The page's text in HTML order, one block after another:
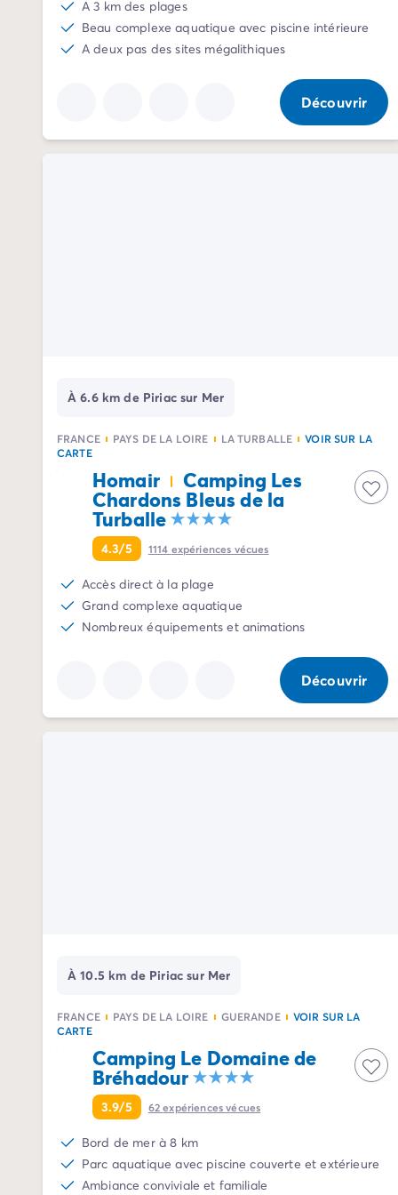
Camping Normandie
Camping Basse-Normandie
Camping Calvados
Camping Loire-Atlantique
Camping Fouras
Camping Royan
Camping Provence-Alpes-Côte d'Azur
Camping Alpes-de-Haute-Provence
Camping Alpes-Maritimes
Camping Cannes
Camping Nice
Camping Bouches du Rhône
Camping Cassis
Camping Marseille
Camping Var
Camping Port Grimaud
Camping Savoie
Camping Cantabria
Camping Santander
Camping Catalogne
Camping Costa Brava
Camping Barcelone
Camping Escala
Camping Palamos
Camping Tossa de Mar
Camping Costa Dorada
A 3 km des plages
Beau complexe aquatique avec piscine intérieure
A deux pas des sites mégalithiques
Découvrir
À 6.6 km de Piriac sur Mer
FRANCE PAYS DE LA LOIRE LA TURBALLE
VOIR SUR LA
CARTE
Homair Camping Les
Chardons Bleus de la
Turballe
4.3/5 1114 expériences vécues
Accès direct à la plage
Grand complexe aquatique
Nombreux équipements et animations
Découvrir
À 10.5 km de Piriac sur Mer
FRANCE PAYS DE LA LOIRE GUERANDE
VOIR SUR LA
CARTE
Camping Le Domaine de
Bréhadour
3.9/5 62expériences vécues
Bord de mer à 8 km
Parc aquatique avec piscine couverte et extérieure
Ambiance conviviale et familiale